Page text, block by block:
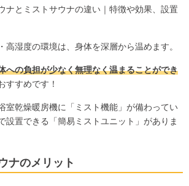
ナとミストサウナの違い｜特徴や効果、設置
高湿度の環境は、身体を深層から温めます。
への負担が少なく無理なく温まることができ
すすめです！
室乾燥暖房機に「ミスト機能」が備わってい
設置できる「簡易ミストユニット」がありま
ナのメリット